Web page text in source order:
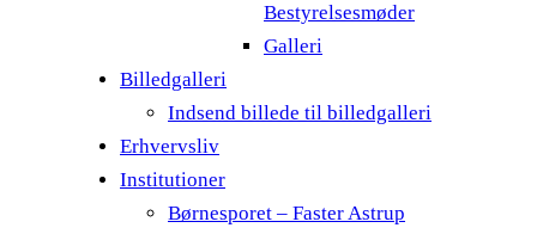
Bestyrelsesmøder
Galleri
Billedgalleri
Indsend billede til billedgalleri
Erhvervsliv
Institutioner
Børnesporet – Faster Astrup